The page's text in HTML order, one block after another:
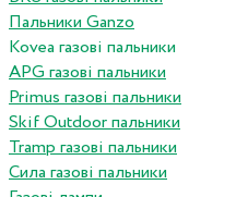
Пальники Ganzo
Kovea газові пальники
APG газові пальники
Primus газові пальники
Skif Outdoor пальники
Tramp газові пальники
Сила газові пальники